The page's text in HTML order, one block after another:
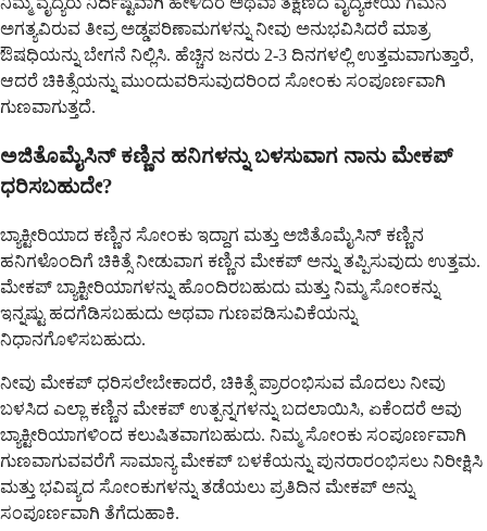
ಅಗತ್ಯವಿರುವ ತೀವ್ರ ಅಡ್ಡಪರಿಣಾಮಗಳನ್ನು ನೀವು ಅನುಭವಿಸಿದರೆ ಮಾತ್ರ
ಔಷಧಿಯನ್ನು ಬೇಗನೆ ನಿಲ್ಲಿಸಿ. ಹೆಚ್ಚಿನ ಜನರು 2-3 ದಿನಗಳಲ್ಲಿ ಉತ್ತಮವಾಗುತ್ತಾರೆ,
ಆದರೆ ಚಿಕಿತ್ಸೆಯನ್ನು ಮುಂದುವರಿಸುವುದರಿಂದ ಸೋಂಕು ಸಂಪೂರ್ಣವಾಗಿ
ಗುಣವಾಗುತ್ತದೆ.
ಅಜಿತೊಮೈಸಿನ್ ಕಣ್ಣಿನ ಹನಿಗಳನ್ನು ಬಳಸುವಾಗ ನಾನು ಮೇಕಪ್
ಧರಿಸಬಹುದೇ?
ಬ್ಯಾಕ್ಟೀರಿಯಾದ ಕಣ್ಣಿನ ಸೋಂಕು ಇದ್ದಾಗ ಮತ್ತು ಅಜಿತೊಮೈಸಿನ್ ಕಣ್ಣಿನ
ಹನಿಗಳೊಂದಿಗೆ ಚಿಕಿತ್ಸೆ ನೀಡುವಾಗ ಕಣ್ಣಿನ ಮೇಕಪ್ ಅನ್ನು ತಪ್ಪಿಸುವುದು ಉತ್ತಮ.
ಮೇಕಪ್ ಬ್ಯಾಕ್ಟೀರಿಯಾಗಳನ್ನು ಹೊಂದಿರಬಹುದು ಮತ್ತು ನಿಮ್ಮ ಸೋಂಕನ್ನು
ಇನ್ನಷ್ಟು ಹದಗೆಡಿಸಬಹುದು ಅಥವಾ ಗುಣಪಡಿಸುವಿಕೆಯನ್ನು
ನಿಧಾನಗೊಳಿಸಬಹುದು.
ನೀವು ಮೇಕಪ್ ಧರಿಸಲೇಬೇಕಾದರೆ, ಚಿಕಿತ್ಸೆ ಪ್ರಾರಂಭಿಸುವ ಮೊದಲು ನೀವು
ಬಳಸಿದ ಎಲ್ಲಾ ಕಣ್ಣಿನ ಮೇಕಪ್ ಉತ್ಪನ್ನಗಳನ್ನು ಬದಲಾಯಿಸಿ, ಏಕೆಂದರೆ ಅವು
ಬ್ಯಾಕ್ಟೀರಿಯಾಗಳಿಂದ ಕಲುಷಿತವಾಗಬಹುದು. ನಿಮ್ಮ ಸೋಂಕು ಸಂಪೂರ್ಣವಾಗಿ
ಗುಣವಾಗುವವರೆಗೆ ಸಾಮಾನ್ಯ ಮೇಕಪ್ ಬಳಕೆಯನ್ನು ಪುನರಾರಂಭಿಸಲು ನಿರೀಕ್ಷಿಸಿ
ಮತ್ತು ಭವಿಷ್ಯದ ಸೋಂಕುಗಳನ್ನು ತಡೆಯಲು ಪ್ರತಿದಿನ ಮೇಕಪ್ ಅನ್ನು
ಸಂಪೂರ್ಣವಾಗಿ ತೆಗೆದುಹಾಕಿ.